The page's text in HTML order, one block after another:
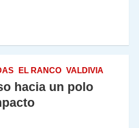
EL RANCO VALDIVIA
hacia un polo